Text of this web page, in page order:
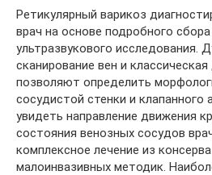
Ретикулярный варикоз
врач на основе подробного
ультразвукового исследования.
сканирование вен и
позволяют определить
сосудистой стенки и клапанного
увидеть направление движения
состояния венозных сосудов
комплексное лечение из
малоинвазивных методик.